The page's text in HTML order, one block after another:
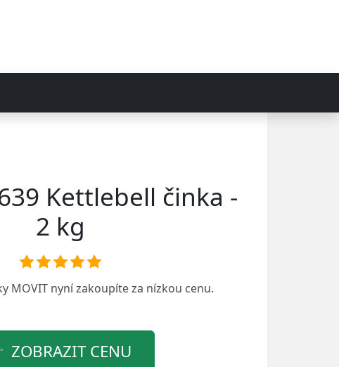
Kettlebell činka -
2 kg
MOVITnyní zakoupíte za nízkou cenu.
ZOBRAZIT CENU